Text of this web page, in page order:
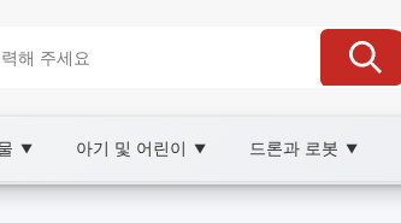
▼ 아기 및 어린이 ▼ 드론과 로봇 ▼